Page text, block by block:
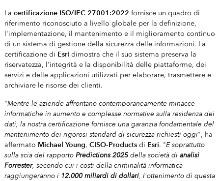
La certificazione ISO/IEC 27001:2022 fornisce un quadro di
riferimento riconosciuto a livello globale per la definizione,
l'implementazione, il mantenimento e il miglioramento continuo
di un sistema di gestione della sicurezza delle informazioni. La
certificazione di Esri dimostra che il suo sistema preserva la
riservatezza, l'integrità e la disponibilità delle piattaforme, dei
servizi e delle applicazioni utilizzati per elaborare, trasmettere e
archiviare le risorse dei clienti.
"Mentre le aziende affrontano contemporaneamente minacce
informatiche in aumento e complesse normative sulla residenza dei
dati, la nostra certificazione fornisce una garanzia fondamentale del
mantenimento dei rigorosi standard di sicurezza richiesti oggi", ha
affermato Michael Young, CISO-Productsdi Esri. "E soprattutto
sulla scia del rapporto Predictions 2025della società di analisi
Forrester, secondo cui i costi della criminalità informatica
raggiungeranno i 12.000 miliardi di dollari, l'ottenimento di questa